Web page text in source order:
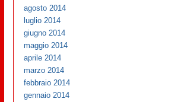
agosto 2014
luglio 2014
giugno 2014
maggio 2014
aprile 2014
marzo 2014
febbraio 2014
gennaio 2014